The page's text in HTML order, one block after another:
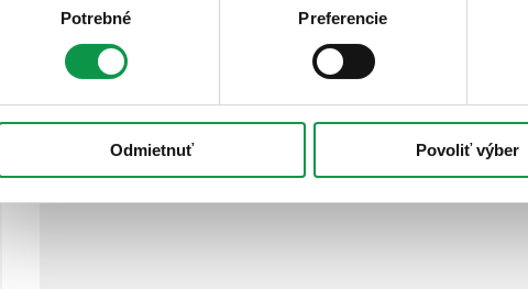
Potrebné Preferencie
Odmietnuť Povoliť výber